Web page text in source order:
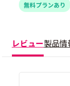
無料プランあり
レビュー製品情